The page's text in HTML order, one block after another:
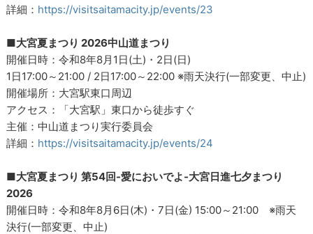
詳細： https://visitsaitamacity.jp/events/23
■大宮夏まつり 2026中山道まつり
開催日時：令和8年8月1日(土)・2日(日)
1日17:00～21:00 / 2日17:00～22:00 ※雨天決行(一部変更、中止)
開催場所：大宮駅東口周辺
アクセス：「大宮駅」東口から徒歩すぐ
主催：中山道まつり実行委員会
詳細： https://visitsaitamacity.jp/events/24
■大宮夏まつり 第54回-愛においでよ-大宮日進七夕まつり
2026
開催日時：令和8年8月6日(木)・7日(金) 15:00～21:00 ※雨天
決行(一部変更、中止)